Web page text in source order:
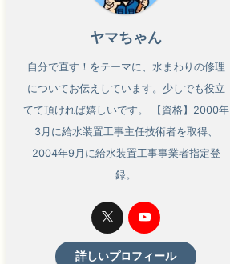
ヤマちゃん
自分で直す！をテーマに、水まわりの修理
についてお伝えしています。少しでも役立
てて頂ければ嬉しいです。 【資格】2000年
3月に給水装置工事主任技術者を取得、
2004年9月に給水装置工事事業者指定登
録。
詳しいプロフィール